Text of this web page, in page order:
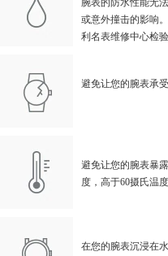
或意外撞击的影响
利名表维修中心检验
避免让您的腕表承
避免让您的腕表暴
度，高于60摄氏温
在您的腕表沉浸在